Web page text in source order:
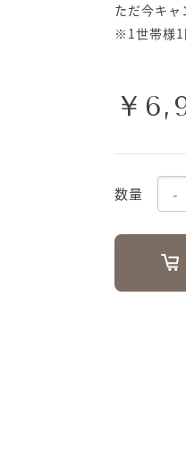
ただ今キャ
※1世帯様1
￥
数量 -